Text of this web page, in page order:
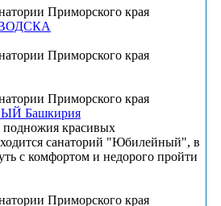
Башкирия
подножия красивых
санаторий "Юбилейный", в
с комфортом и недорого пройти